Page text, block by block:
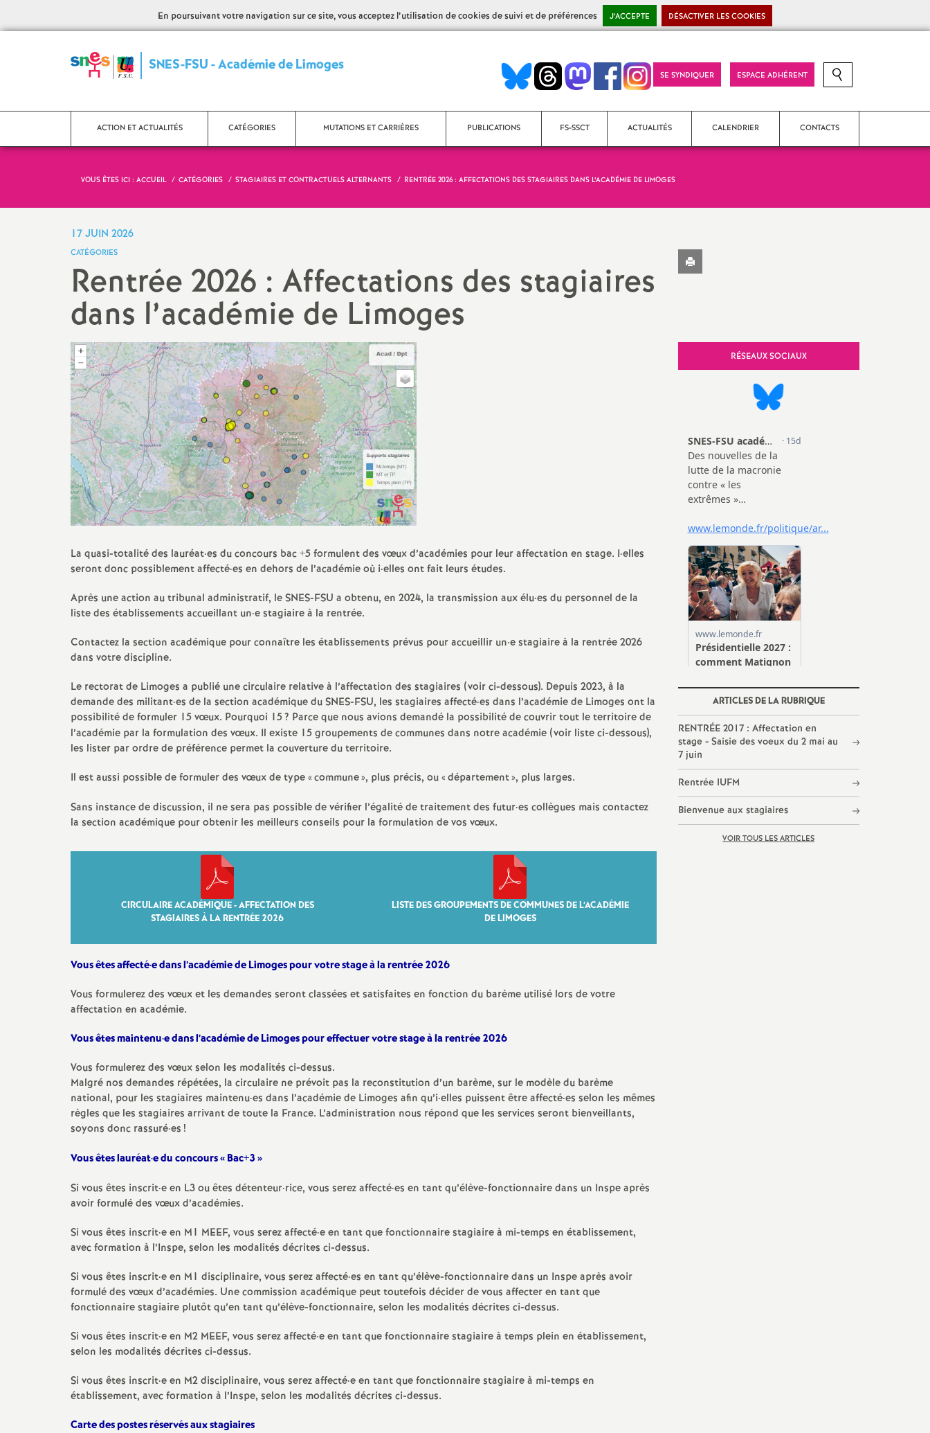
En poursuivant votre navigation sur ce site, vous acceptez l’utilisation de cookies de suivi et de préférences J’ACCEPTE DÉSACTIVER LES COOKIES
SNES-FSU - Académie de LimogesS
y
n
d
i
a
t
N
a
t
i
o
n
a
l
d
s
E
n
s
e
n
e
n
t
d
e
S
e
c
o
n
SE SYNDIQUER ESPACE ADHÉRENT RECHERCHE SUR LE SITE
ACTION ET ACTUALITÉS
académique
Interventions SNES
Stages syndicaux
Pétitions
Echos des établissements
CATÉGORIES
CPE
Psy-EN
Contractuels (Non-titulaires
enseignants, CPE, PsyEN)
AED
AESH
TZR
Stagiaires et Contractuels
Alternants
Retraités
MUTATIONS ET CARRIÈRES
Rendez-vous de carrière
Avancement d’échelon
Classe exceptionnelle
Circulaires rectorales et BO
Frais de déplacements
Action Sociale
PUBLICATIONS
Bulletins Contractuels (Non-
titulaires enseignants, CPE,
PsyEN)
Bulletins Stagiaires et
FS-SSCT ACTUALITÉS CALENDRIER CONTACTS
SNES-FSU Retraités
FSU Nationale
FSU Corrèze
FSU Creuse
FSU Haute-Vienne
VOUS ÊTES ICI : ACCUEIL CATÉGORIES STAGIAIRES ET CONTRACTUELS ALTERNANTS RENTRÉE 2026 : AFFECTATIONS DES STAGIAIRES DANS L’ACADÉMIE DE LIMOGES
17 JUIN 2026
CATÉGORIES
Rentrée 2026 : Affectations des stagiaires
dans l’académie de Limoges
Imprimer
l'article
La quasi-totalité des lauréat·es du concours bac +5 formulent des vœux d’académies pour leur affectation en stage. I·elles
seront donc possiblement affecté·es en dehors de l’académie où i·elles ont fait leurs études.
Après une action au tribunal administratif, le SNES-FSU a obtenu, en 2024, la transmission aux élu·es du personnel de la
liste des établissements accueillant un·e stagiaire à la rentrée.
Contactez la section académique pour connaître les établissements prévus pour accueillir un·e stagiaire à la rentrée 2026
dans votre discipline.
Le rectorat de Limoges a publié une circulaire relative à l’affectation des stagiaires (voir ci-dessous). Depuis 2023, à la
demande des militant·es de la section académique du SNES-FSU, les stagiaires affecté·es dans l’académie de Limoges ont la
possibilité de formuler 15 vœux. Pourquoi 15? Parce que nous avions demandé la possibilité de couvrir tout le territoire de
l’académie par la formulation des vœux. Il existe 15 groupements de communes dans notre académie (voir liste ci-dessous),
les lister par ordre de préférence permet la couverture du territoire.
Il est aussi possible de formuler des vœux de type «commune», plus précis, ou «département», plus larges.
Sans instance de discussion, il ne sera pas possible de vérifier l’égalité de traitement des futur·es collègues mais contactez
la section académique pour obtenir les meilleurs conseils pour la formulation de vos vœux.
CIRCULAIRE ACADÉMIQUE - AFFECTATION DES
STAGIAIRES À LA RENTRÉE 2026
LISTE DES GROUPEMENTS DE COMMUNES DE L’ACADÉMIE
DE LIMOGES
Vous êtes affecté·e dans l’académie de Limoges pour votre stage à la rentrée 2026
Vous formulerez des vœux et les demandes seront classées et satisfaites en fonction du barème utilisé lors de votre
affectation en académie.
Vous êtes maintenu·e dans l’académie de Limoges pour effectuer votre stage à la rentrée 2026
Vous formulerez des vœux selon les modalités ci-dessus.
Malgré nos demandes répétées, la circulaire ne prévoit pas la reconstitution d’un barème, sur le modèle du barème
national, pour les stagiaires maintenu·es dans l’académie de Limoges afin qu’i·elles puissent être affecté·es selon les mêmes
règles que les stagiaires arrivant de toute la France. L’administration nous répond que les services seront bienveillants,
soyons donc rassuré·es !
Vous êtes lauréat·e du concours «Bac+3»
Si vous êtes inscrit·e en L3 ou êtes détenteur·rice, vous serez affecté·es en tant qu’élève-fonctionnaire dans un Inspe après
avoir formulé des vœux d’académies.
Si vous êtes inscrit·e en M1 MEEF, vous serez affecté·e en tant que fonctionnaire stagiaire à mi-temps en établissement,
avec formation à l’Inspe, selon les modalités décrites ci-dessus.
Si vous êtes inscrit·e en M1 disciplinaire, vous serez affecté·es en tant qu’élève-fonctionnaire dans un Inspe après avoir
formulé des vœux d’académies. Une commission académique peut toutefois décider de vous affecter en tant que
fonctionnaire stagiaire plutôt qu’en tant qu’élève-fonctionnaire, selon les modalités décrites ci-dessus.
Si vous êtes inscrit·e en M2 MEEF, vous serez affecté·e en tant que fonctionnaire stagiaire à temps plein en établissement,
selon les modalités décrites ci-dessus.
Si vous êtes inscrit·e en M2 disciplinaire, vous serez affecté·e en tant que fonctionnaire stagiaire à mi-temps en
établissement, avec formation à l’Inspe, selon les modalités décrites ci-dessus.
Carte des postes réservés aux stagiaires
RÉSEAUX SOCIAUX
ARTICLES DE LA RUBRIQUE
RENTRÉE 2017 : Affectation en
stage - Saisie des voeux du 2 mai au
7 juin
Rentrée IUFM
Bienvenue aux stagiaires
VOIR TOUS LES ARTICLES